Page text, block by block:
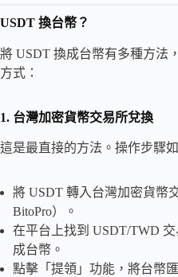
USDT 換台幣？
將 USDT 換成台幣有多種方法
方式：
1. 台灣加密貨幣交易所兌換
這是最直接的方法。操作步驟如
將 USDT 轉入台灣加密貨幣
BitoPro）。
在平台上找到 USDT/TWD
成台幣。
點擊「提領」功能，將台幣